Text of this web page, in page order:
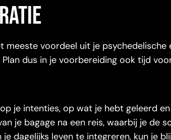
meeste voordeel uit je
Plan dus in je voorbereiding ook tijd
je intenties, op wat je hebt geleerd
je bagage na een reis, waarbij je
je dagelijks leven te integreren, kun je